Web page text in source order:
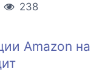
238
Amazon на